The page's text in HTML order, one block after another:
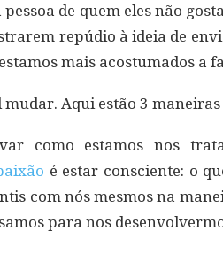
de quem eles não
repúdio à ideia de
mais acostumados a
mudar. Aqui estão 3
como estamos nos
é estar consciente: o
com nós mesmos na
para nos